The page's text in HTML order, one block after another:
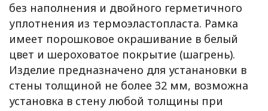
без наполнения и двойного герметичного
уплотнения из термоэластопласта. Рамка
имеет порошковое окрашивание в белый
цвет и шероховатое покрытие (шагрень).
Изделие предназначено для устанановки в
стены толщиной не более 32 мм, возможна
установка в стену любой толщины при